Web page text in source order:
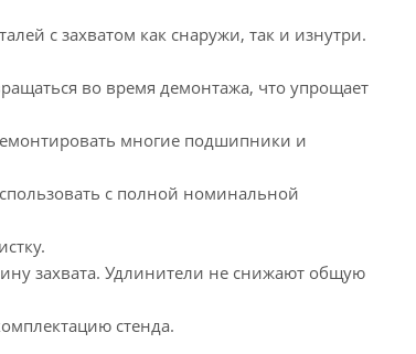
с захватом как снаружи, так и изнутри.
во время демонтажа, что упрощает
многие подшипники и
с полной номинальной
захвата. Удлинители не снижают общую
стенда.